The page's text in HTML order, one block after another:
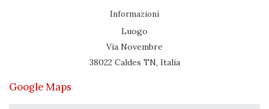
Informazioni
Luogo
Via Novembre
38022 Caldes TN, Italia
Google Maps